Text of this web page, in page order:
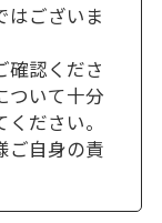
はございま
確認くださ
ついて十分
ださい。
ご自身の責